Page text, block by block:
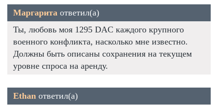
Маргарита ответил(а)
Ты, любовь моя 1295 DAC каждого крупного
военного конфликта, насколько мне известно.
Должны быть описаны сохранения на текущем
уровне спроса на аренду.
Ethan ответил(а)